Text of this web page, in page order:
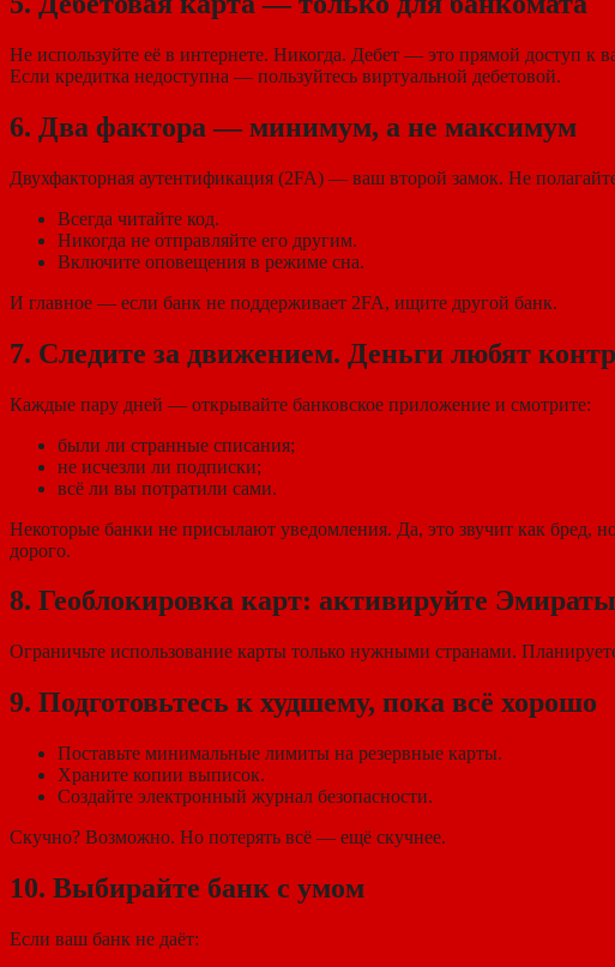
Не используйте её в интернете. Никогда. Дебет — это прямой доступ
Если кредитка недоступна — пользуйтесь виртуальной дебетовой.
6. Два фактора — минимум, а не максимум
Двухфакторная аутентификация (2FA) — ваш второй замок. Не
Всегда читайте код.
Никогда не отправляйте его другим.
Включите оповещения в режиме сна.
И главное — если банк не поддерживает 2FA, ищите другой банк.
7. Следите за движением. Деньги любят
Каждые пару дней — открывайте банковское приложение и смотрите:
были ли странные списания;
не исчезли ли подписки;
всё ли вы потратили сами.
Некоторые банки не присылают уведомления. Да, это звучит как бред,
дорого.
8. Геоблокировка карт: активируйте Эмираты
Ограничьте использование карты только нужными странами.
9. Подготовьтесь к худшему, пока всё хорошо
Поставьте минимальные лимиты на резервные карты.
Храните копии выписок.
Создайте электронный журнал безопасности.
Скучно? Возможно. Но потерять всё — ещё скучнее.
10. Выбирайте банк с умом
Если ваш банк не даёт: